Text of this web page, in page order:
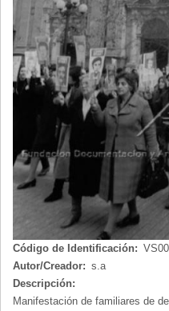
Código de Identificación:
Autor/Creador: s.a
Descripción:
Manifestación de familiares de